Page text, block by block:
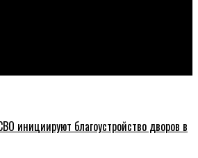
инициируют благоустройство дворов в